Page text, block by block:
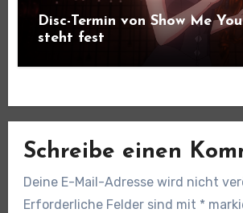
Disc-Termin von Show Me
steht fest
Schreibe einen
Deine E-Mail-Adresse wird nicht
Erforderliche Felder sind mit *